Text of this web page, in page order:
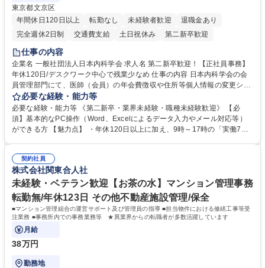
東京都文京区
年間休日120日以上
転勤なし 未経験者歓迎
退職金あり
完全週休2日制
交通費支給 土日祝休み 第二新卒歓迎
仕事の内容
企業名 一般社団法人日本内科学会 求人名 第二新卒歓迎！【正社員事務】
年休120日/デスクワーク中心で残業少なめ 仕事の内容 日本内科学会の会
員管理部門にて、医師（会員）の年会費徴収や住所等個人情報の変更シス
テム入力、電話・FAX対応をお任せします。将来的には、各種委員会の運
営事務局業務などにも幅広く携わっていただきます。 【会員管理・データ
入力業務】 ・医師（会員）の住所変更、個人情報のシステム登録・更新
・年会費の徴収管理や入金データの照合確認 【問い合わせ対応】 ・会員
年休120日/デスクワーク中心で残業少なめ
必要な経験・能力等
必要な経験・能力等 《第二新卒・業界未経験・職種未経験歓迎》 【必
須】基本的なPC操作（Word、Excelによるデータ入力やメール対応等）
ができる方 【魅力点】 ・年休120日以上に加え、9時～17時の「実働7時
整、資料作成、当日の運営サポート 学歴・資格 学歴：大学院 大学 語学
力： 資格：
契約社員
株式会社関東合人社
未経験・ベテラン歓迎【お茶の水】マンション管理事務
転勤無/年休123日 その他不動産施設管理/保全
■マンション管理組合の運営サポート及び管理員の指導 ■担当物件における修繕工事等受
注業務 ■事務所内での事務業務等 ★異業界からの転職者が多数活躍しています
月給
38万円
勤務地